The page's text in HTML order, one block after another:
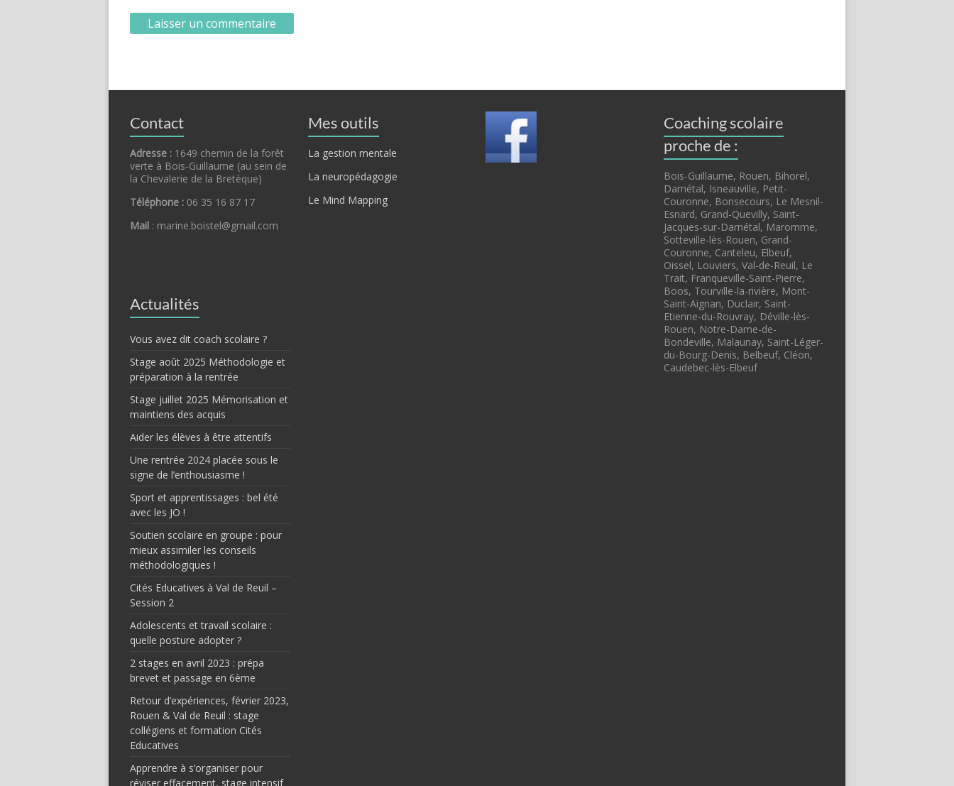
Contact
Adresse : 1649 chemin de la forêt
verte à Bois-Guillaume (au sein de
la Chevalerie de la Bretèque)
Téléphone : 06 35 16 87 17
Mail : marine.boistel@gmail.com
Actualités
Vous avez dit coach scolaire ?
Stage août 2025 Méthodologie et
préparation à la rentrée
Stage juillet 2025 Mémorisation et
maintiens des acquis
Aider les élèves à être attentifs
Une rentrée 2024 placée sous le
signe de l’enthousiasme !
Sport et apprentissages : bel été
avec les JO !
Soutien scolaire en groupe : pour
mieux assimiler les conseils
méthodologiques !
Cités Educatives à Val de Reuil –
Session 2
Adolescents et travail scolaire :
quelle posture adopter ?
2 stages en avril 2023 : prépa
brevet et passage en 6ème
Retour d’expériences, février 2023,
Rouen & Val de Reuil : stage
collégiens et formation Cités
Educatives
Apprendre à s’organiser pour
réviser effacement, stage intensif
Mes outils
La gestion mentale
La neuropédagogie
Le Mind Mapping
Coaching scolaire
proche de :
Bois-Guillaume, Rouen, Bihorel,
Darnétal, Isneauville, Petit-
Couronne, Bonsecours, Le Mesnil-
Esnard, Grand-Quevilly, Saint-
Jacques-sur-Darnétal, Maromme,
Sotteville-lès-Rouen, Grand-
Couronne, Canteleu, Elbeuf,
Oissel, Louviers, Val-de-Reuil, Le
Trait, Franqueville-Saint-Pierre,
Boos, Tourville-la-rivière, Mont-
Saint-Aignan, Duclair, Saint-
Etienne-du-Rouvray, Déville-lès-
Rouen, Notre-Dame-de-
Bondeville, Malaunay, Saint-Léger-
du-Bourg-Denis, Belbeuf, Cléon,
Caudebec-lès-Elbeuf